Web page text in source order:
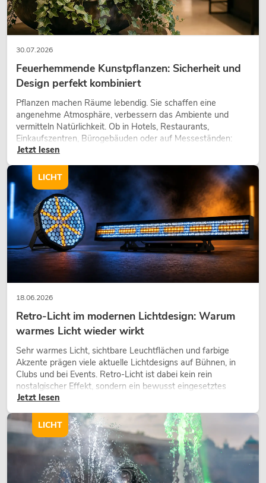
30.07.2026
Feuerhemmende Kunstpflanzen: Sicherheit und
Design perfekt kombiniert
Pflanzen machen Räume lebendig. Sie schaffen eine
angenehme Atmosphäre, verbessern das Ambiente und
vermitteln Natürlichkeit. Ob in Hotels, Restaurants,
Einkaufszentren, Bürogebäuden oder auf Messeständen:
eine hochwertige Begrünung gehört heute längst zum
Jetzt lesen
18.06.2026
Retro-Licht im modernen Lichtdesign: Warum
warmes Licht wieder wirkt
Sehr warmes Licht, sichtbare Leuchtflächen und farbige
Akzente prägen viele aktuelle Lichtdesigns auf Bühnen, in
Clubs und bei Events. Retro-Licht ist dabei kein rein
nostalgischer Effekt, sondern ein bewusst eingesetztes
Gestaltungsmittel: Es schafft Atmosphäre, gibt Szenen
wirken lassen.
Jetzt lesen
LICHT
LICHT